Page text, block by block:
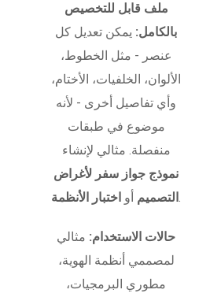
ملف قابل للتخصيص
بالكامل: يمكن تعديل كل
عنصر - مثل الخطوط،
الألوان، الخلفيات، الأختام،
وأي تفاصيل أخرى - لأنه
موضوع في طبقات
منفصلة. مثالي لإنشاء
نموذج جواز سفر لأغراض
التصميم أو اختبار الأنظمة .
حالات الاستخدام: مثالي
لمصممي أنظمة الهوية،
مطوري البرمجيات،